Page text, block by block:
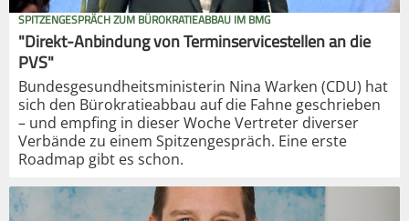
SPITZENGESPRÄCH ZUM BÜROKRATIEABBAU IM BMG
"Direkt-Anbindung von Terminservicestellen an die
PVS"
Bundesgesundheitsministerin Nina Warken (CDU) hat
sich den Bürokratieabbau auf die Fahne geschrieben
– und empfing in dieser Woche Vertreter diverser
Verbände zu einem Spitzengespräch. Eine erste
Roadmap gibt es schon.